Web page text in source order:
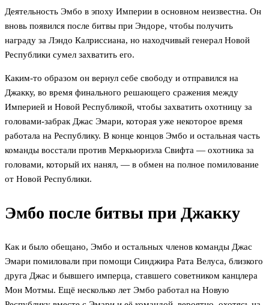
Деятельность Эмбо в эпоху Империи в основном неизвестна. Он
вновь появился после битвы при Эндоре, чтобы получить
награду за Лэндо Калриссиана, но находчивый генерал Новой
Республики сумел захватить его.
Каким-то образом он вернул себе свободу и отправился на
Джакку, во время финального решающего сражения между
Империей и Новой Республикой, чтобы захватить охотницу за
головами-забрак Джас Эмари, которая уже некоторое время
работала на Республику. В конце концов Эмбо и остальная часть
команды восстали против Меркьюриэла Свифта — охотника за
головами, который их нанял, — в обмен на полное помилование
от Новой Республики.
Эмбо после битвы при Джакку
Как и было обещано, Эмбо и остальных членов команды Джас
Эмари помиловали при помощи Синджира Рата Велуса, близкого
друга Джас и бывшего имперца, ставшего советником канцлера
Мон Мотмы. Ещё несколько лет Эмбо работал на Новую